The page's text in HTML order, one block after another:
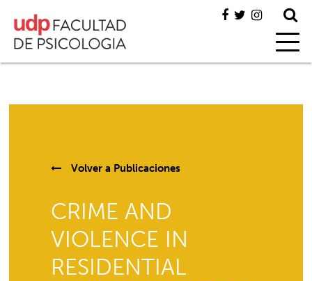
Volver a Publicaciones
CRIME AND
VIOLENCE IN
RESIDENTIAL